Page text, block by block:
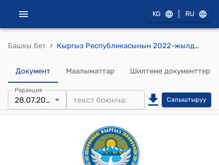
KG RU
Башкы бет › Кыргыз Республикасынын 2022-жылдын 5-июлундагы № 57 "Кыргыз Республикасынын улуттук коопсуздук органдары жөнүндө" Мыйзамы
Документ Маалыматтар Шилтеме документтер
Редакция
28.07.2026 Салыштыруу